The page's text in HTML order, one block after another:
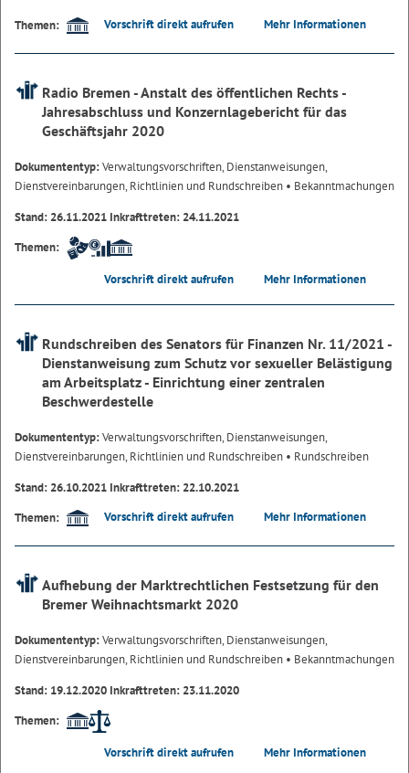
Themen:
Vorschrift direkt aufrufen Mehr Informationen
Radio Bremen - Anstalt des öffentlichen Rechts -
Jahresabschluss und Konzernlagebericht für das
Geschäftsjahr 2020
Dokumententyp:Verwaltungsvorschriften, Dienstanweisungen,
Dienstvereinbarungen, Richtlinien und Rundschreiben • Bekanntmachungen
Stand: 26.11.2021 Inkrafttreten: 24.11.2021
Themen:
Vorschrift direkt aufrufen Mehr Informationen
Rundschreiben des Senators für Finanzen Nr. 11/2021 -
Dienstanweisung zum Schutz vor sexueller Belästigung
am Arbeitsplatz - Einrichtung einer zentralen
Beschwerdestelle
Dokumententyp:Verwaltungsvorschriften, Dienstanweisungen,
Dienstvereinbarungen, Richtlinien und Rundschreiben • Rundschreiben
Stand: 26.10.2021 Inkrafttreten: 22.10.2021
Themen:
Vorschrift direkt aufrufen Mehr Informationen
Aufhebung der Marktrechtlichen Festsetzung für den
Bremer Weihnachtsmarkt 2020
Dokumententyp:Verwaltungsvorschriften, Dienstanweisungen,
Dienstvereinbarungen, Richtlinien und Rundschreiben • Bekanntmachungen
Stand: 19.12.2020 Inkrafttreten: 23.11.2020
Themen:
Vorschrift direkt aufrufen Mehr Informationen